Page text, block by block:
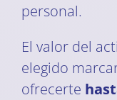
personal.
El valor del
elegido
ofrecerte